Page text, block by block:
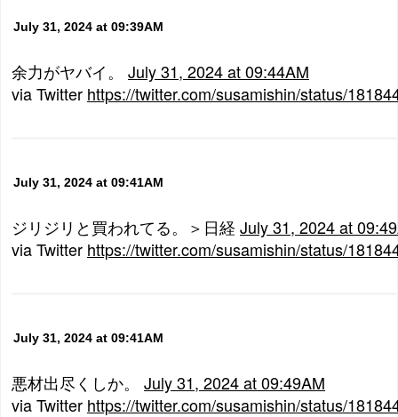
July 31, 2024 at 09:39AM
余力がヤバイ。 July 31, 2024 at 09:44AM
via Twitter https://twitter.com/susamishin/status/
July 31, 2024 at 09:41AM
ジリジリと買われてる。＞日経 July 31, 2024 at
via Twitter https://twitter.com/susamishin/status/
July 31, 2024 at 09:41AM
悪材出尽くしか。 July 31, 2024 at 09:49AM
via Twitter https://twitter.com/susamishin/status/